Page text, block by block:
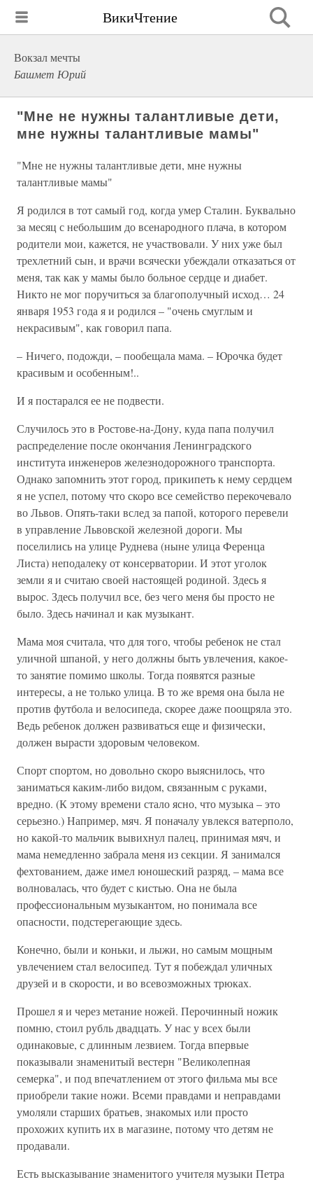
ВикиЧтение
Вокзал мечты
Башмет Юрий
"Мне не нужны талантливые дети,
мне нужны талантливые мамы"
"Мне не нужны талантливые дети, мне нужны
талантливые мамы"
Я родился в тот самый год, когда умер Сталин. Буквально
за месяц с небольшим до всенародного плача, в котором
родители мои, кажется, не участвовали. У них уже был
трехлетний сын, и врачи всячески убеждали отказаться от
меня, так как у мамы было больное сердце и диабет.
Никто не мог поручиться за благополучный исход… 24
января 1953 года я и родился – "очень смуглым и
некрасивым", как говорил папа.
– Ничего, подожди, – пообещала мама. – Юрочка будет
красивым и особенным!..
И я постарался ее не подвести.
Случилось это в Ростове-на-Дону, куда папа получил
распределение после окончания Ленинградского
института инженеров железнодорожного транспорта.
Однако запомнить этот город, прикипеть к нему сердцем
я не успел, потому что скоро все семейство перекочевало
во Львов. Опять-таки вслед за папой, которого перевели
в управление Львовской железной дороги. Мы
поселились на улице Руднева (ныне улица Ференца
Листа) неподалеку от консерватории. И этот уголок
земли я и считаю своей настоящей родиной. Здесь я
вырос. Здесь получил все, без чего меня бы просто не
было. Здесь начинал и как музыкант.
Мама моя считала, что для того, чтобы ребенок не стал
уличной шпаной, у него должны быть увлечения, какое-
то занятие помимо школы. Тогда появятся разные
интересы, а не только улица. В то же время она была не
против футбола и велосипеда, скорее даже поощряла это.
Ведь ребенок должен развиваться еще и физически,
должен вырасти здоровым человеком.
Спорт спортом, но довольно скоро выяснилось, что
заниматься каким-либо видом, связанным с руками,
вредно. (К этому времени стало ясно, что музыка – это
серьезно.) Например, мяч. Я поначалу увлекся ватерполо,
но какой-то мальчик вывихнул палец, принимая мяч, и
мама немедленно забрала меня из секции. Я занимался
фехтованием, даже имел юношеский разряд, – мама все
волновалась, что будет с кистью. Она не была
профессиональным музыкантом, но понимала все
опасности, подстерегающие здесь.
Конечно, были и коньки, и лыжи, но самым мощным
увлечением стал велосипед. Тут я побеждал уличных
друзей и в скорости, и во всевозможных трюках.
Прошел я и через метание ножей. Перочинный ножик
помню, стоил рубль двадцать. У нас у всех были
одинаковые, с длинным лезвием. Тогда впервые
показывали знаменитый вестерн "Великолепная
семерка", и под впечатлением от этого фильма мы все
приобрели такие ножи. Всеми правдами и неправдами
умоляли старших братьев, знакомых или просто
прохожих купить их в магазине, потому что детям не
продавали.
Есть высказывание знаменитого учителя музыки Петра